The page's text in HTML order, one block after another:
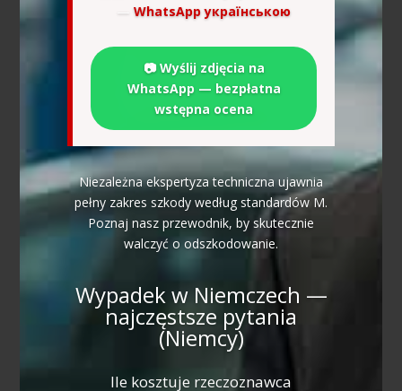
— WhatsApp українською
📷 Wyślij zdjęcia na
WhatsApp — bezpłatna
wstępna ocena
Niezależna ekspertyza techniczna ujawnia
pełny zakres szkody według standardów M.
Poznaj nasz przewodnik, by skutecznie
walczyć o odszkodowanie.
Wypadek w Niemczech —
najczęstsze pytania
(Niemcy)
Ile kosztuje rzeczoznawca